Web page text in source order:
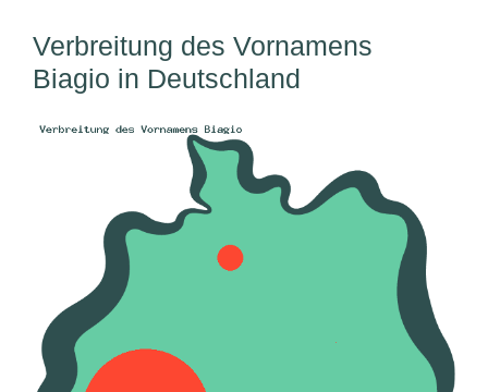
Verbreitung des Vornamens
Biagio in Deutschland